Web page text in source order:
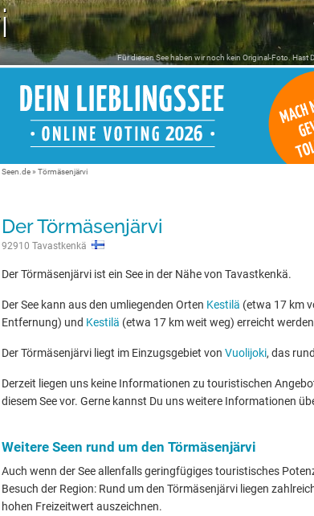
Für diesen See haben wir noch kein Original-Foto. Hast
Seen.de» Törmäsenjärvi
Der Törmäsenjärvi
92910 Tavastkenkä
Der Törmäsenjärvi ist ein See in der Nähe von Tavastkenkä.
Der See kann aus den umliegenden Orten Kestilä (etwa 17 km
Entfernung) und Kestilä (etwa 17 km weit weg) erreicht
Der Törmäsenjärvi liegt im Einzugsgebiet von Vuolijoki, das
Derzeit liegen uns keine Informationen zu touristischen
diesem See vor. Gerne kannst Du uns weitere Informationen
Weitere Seen rund um den Törmäsenjärvi
Auch wenn der See allenfalls geringfügiges touristisches
Besuch der Region: Rund um den Törmäsenjärvi liegen
hohen Freizeitwert auszeichnen.